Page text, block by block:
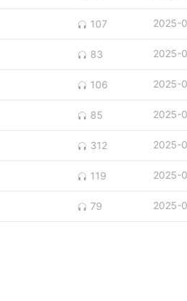
107 2025-
83 2025-
106 2025-
85 2025-
312 2025-
119 2025-
79 2025-